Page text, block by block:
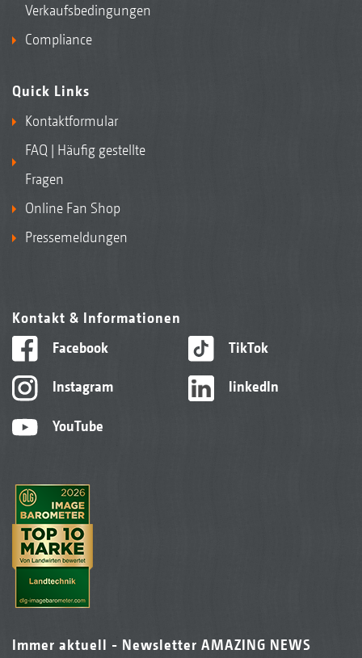
Verkaufsbedingungen
Compliance
Quick Links
Kontaktformular
FAQ | Häufig gestellte
Fragen
Online Fan Shop
Pressemeldungen
Kontakt & Informationen
Facebook
Instagram
YouTube
TikTok
linkedIn
Immer aktuell - Newsletter AMAZING NEWS